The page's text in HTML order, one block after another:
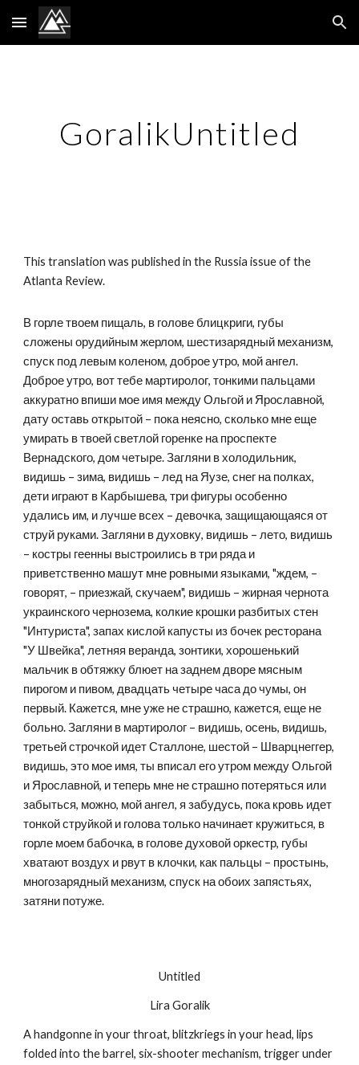
Skip to main content Skip to navigation
GoralikUntitled
This translation was published in the Russia issue of the
Atlanta Review.
В горле твоем пищаль, в голове блицкриги, губы
сложены орудийным жерлом, шестизарядный механизм,
спуск под левым коленом, доброе утро, мой ангел.
Доброе утро, вот тебе мартиролог, тонкими пальцами
аккуратно впиши мое имя между Ольгой и Ярославной,
дату оставь открытой – пока неясно, сколько мне еще
умирать в твоей светлой горенке на проспекте
Вернадского, дом четыре. Загляни в холодильник,
видишь – зима, видишь – лед на Яузе, снег на полках,
дети играют в Карбышева, три фигуры особенно
удались им, и лучше всех – девочка, защищающаяся от
струй руками. Загляни в духовку, видишь – лето, видишь
– костры геенны выстроились в три ряда и
приветственно машут мне ровными языками, "ждем, –
говорят, – приезжай, скучаем", видишь – жирная чернота
украинского чернозема, колкие крошки разбитых стен
"Интуриста", запах кислой капусты из бочек ресторана
"У Швейка", летняя веранда, зонтики, хорошенький
мальчик в обтяжку блюет на заднем дворе мясным
пирогом и пивом, двадцать четыре часа до чумы, он
первый. Кажется, мне уже не страшно, кажется, еще не
больно. Загляни в мартиролог – видишь, осень, видишь,
третьей строчкой идет Сталлоне, шестой – Шварцнеггер,
видишь, это мое имя, ты вписал его утром между Ольгой
и Ярославной, и теперь мне не страшно потеряться или
забыться, можно, мой ангел, я забудусь, пока кровь идет
тонкой струйкой и голова только начинает кружиться, в
горле моем бабочка, в голове духовой оркестр, губы
хватают воздух и рвут в клочки, как пальцы – простынь,
многозарядный механизм, спуск на обоих запястьях,
затяни потуже.
Untitled
Lira Goralik
A handgonne in your throat, blitzkriegs in your head, lips
folded into the barrel, six-shooter mechanism, trigger under